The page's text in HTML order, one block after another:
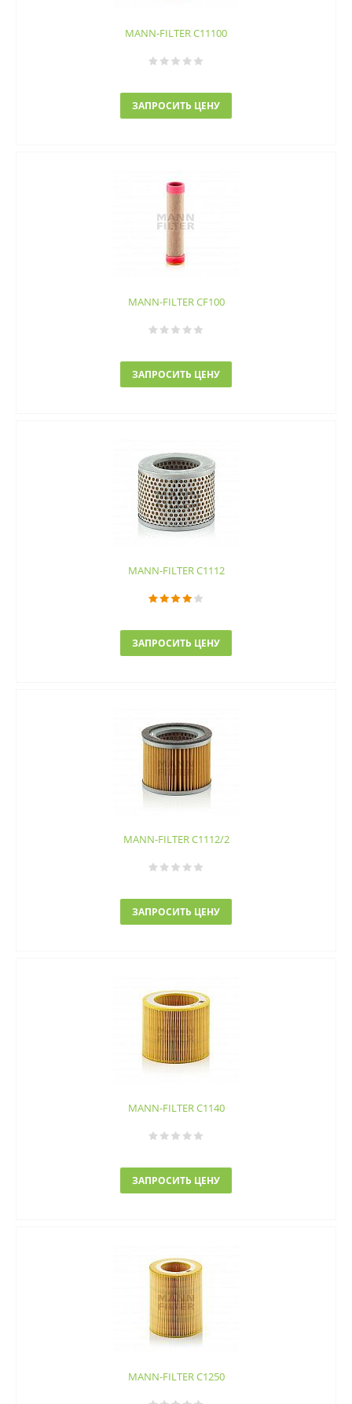
MANN-FILTER C11100
ЗАПРОСИТЬ ЦЕНУ
MANN-FILTER CF100
ЗАПРОСИТЬ ЦЕНУ
MANN-FILTER C1112
ЗАПРОСИТЬ ЦЕНУ
MANN-FILTER C1112/2
ЗАПРОСИТЬ ЦЕНУ
MANN-FILTER C1140
ЗАПРОСИТЬ ЦЕНУ
MANN-FILTER C1250